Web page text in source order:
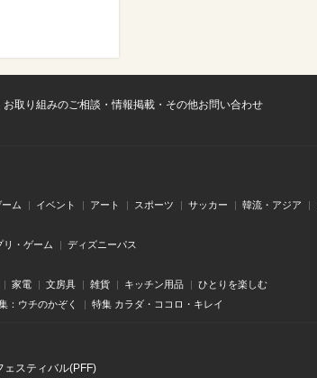
お取り組みのご相談・情報掲載・その他お問い合わせ
ーム イベント アート スポーツ サッカー 韓流・アジア
リ・ゲーム ディズニーパス
家電 文房具 雑貨 キッチン用品 ひとりを楽しむ
：ウチのかぞく 特集 カラダ・ココロ・キレイ
ェスティバル(PFF)